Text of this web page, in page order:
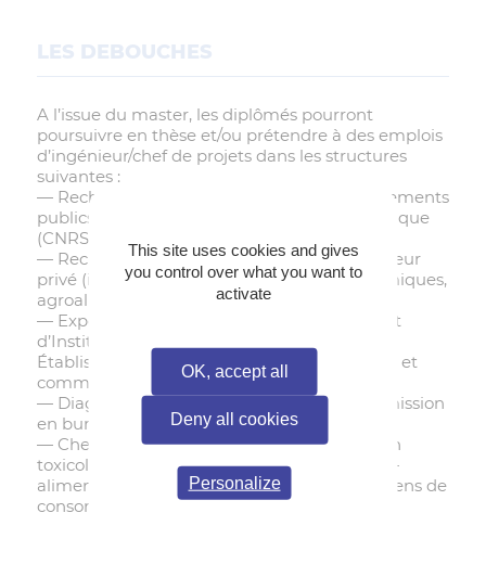
LES DEBOUCHES
A l’issue du master, les diplômés pourront
poursuivre en thèse et/ou prétendre à des emplois
d’ingénieur/chef de projets dans les structures
suivantes :
— Recherche publique: Universités, Établissements
publics à caractère scientifique et technologique
(CNRS, INRA, INSERM, IRD, IRSTEA).
— Recherche & Développement dans le secteur
privé (industries pharmaceutiques, agrochimiques,
agroalimentaires...).
— Expertise scientifique au sein d’Agences et
d’Instituts Nationaux et Européens ou
Établissements publics à caractère industriel et
commercial ANSES, INERIS, ADEME, IRSN...).
— Diagnostic environnemental (chargé de mission
en bureau d’études).
— Chef.fe de projet et chargé.e de mission en
toxicologie réglementaire (cosmétique, agro-
alimentaire, nutrition, chimie, agrochimie, biens de
consommation courante).
This site uses cookies and gives
you control over what you want to
activate
OK, accept all
Deny all cookies
Personalize